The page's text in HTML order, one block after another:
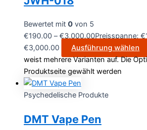
Bewertet mit 0 von 5
€190.00 –€3,000.00Preisspanne:
€3,000.00
Ausführung wählen
weist mehrere Varianten auf. Die
Produktseite gewählt werden
Psychedelische Produkte
DMT Vape Pen